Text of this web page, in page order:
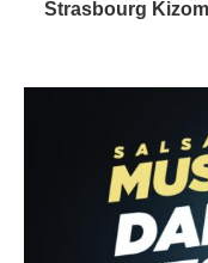
Strasbourg